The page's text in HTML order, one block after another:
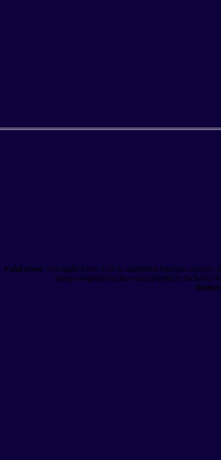
Fatal error: Uncaught Error: Call to undefined function
hangos-angolszotar.hu/szotar.php(892):
/home/